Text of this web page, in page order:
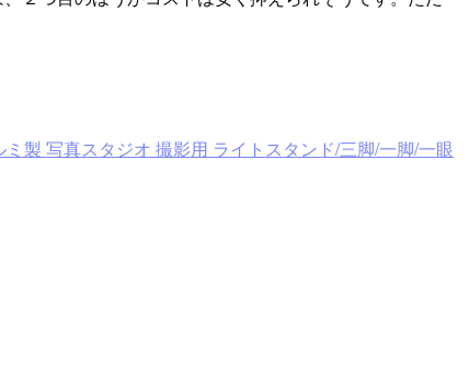
製 写真スタジオ 撮影用 ライトスタンド/三脚/一脚/一眼